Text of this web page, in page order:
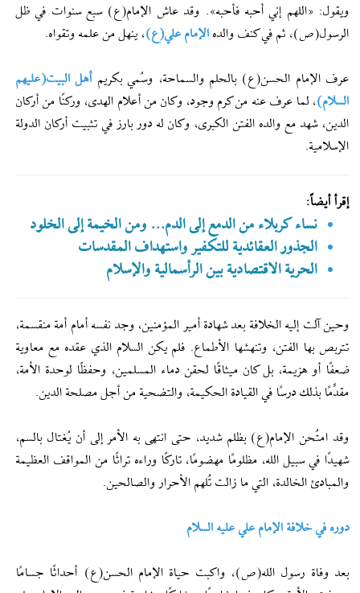
ويقول: «اللهم إني أحبه فأحبه». وقد عاش الإمام(ع) سبع سنوات في ظل
الرسول(ص)، ثم في كنف والده الإمام علي(ع)، ينهل من علمه وتقواه.
عرف الإمام الحسن(ع) بالحلم والسماحة، وسُمي بكريم أهل البيت(علیهم
السلام)، لما عرف عنه من كرم وجود، وكان من أعلام الهدى، وركنًا من أركان
الدين، شهد مع والده الفتن الكبرى، وكان له دور بارز في تثبيت أركان الدولة
الإسلامية.
إقرأ أيضاً:
نساء كربلاء من الدمع إلى الدم... ومن الخيمة إلى الخلود
الجذور العقائدية للتكفير واستهداف المقدسات
الحرية الاقتصادية بين الرأسمالية والإسلام
وحين آلت إليه الخلافة بعد شهادة أمير المؤمنين، وجد نفسه أمام أمة منقسمة،
تتربص بها الفتن، وتنهشها الأطماع. فلم يكن السلام الذي عقده مع معاوية
ضعفًا أو هزيمة، بل كان ميثاقًا لحقن دماء المسلمين، وحفظًا لوحدة الأمة،
مقدِّمًا بذلك درسًا في القيادة الحكيمة، والتضحية من أجل مصلحة الدين.
وقد امتُحن الإمام(ع) بظلم شديد، حتى انتهى به الأمر إلى أن يُغتال بالسم،
شهيدًا في سبيل الله، مظلومًا مهضومًا، تاركًا وراءه تراثًا من المواقف العظيمة
والمبادئ الخالدة، التي ما زالت تُلهم الأحرار والصالحين.
دوره في خلافة الإمام علي عليه السلام
بعد وفاة رسول الله(ص)، واكبت حياة الإمام الحسن(ع) أحداثًا جسامًا